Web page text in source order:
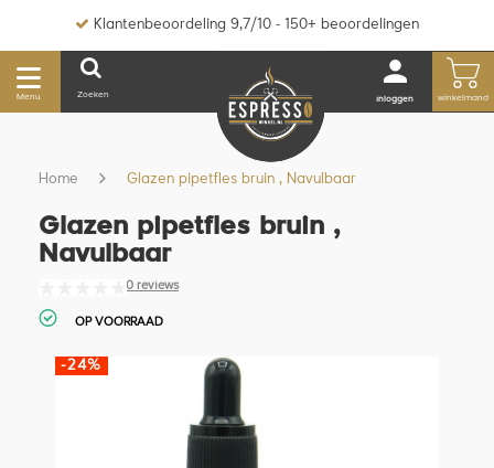
Klantenbeoordeling 9,7/10 - 150+ beoordelingen
Menu Zoeken inloggen winkelmand
Home Glazen pipetfles bruin , Navulbaar
Glazen pipetfles bruin ,
Navulbaar
0 reviews
OP VOORRAAD
-24%